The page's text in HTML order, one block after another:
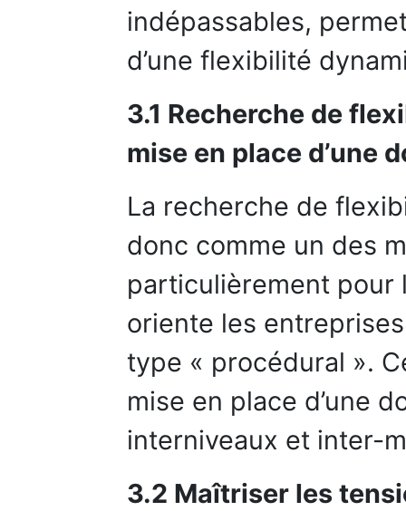
indépassables,
d’une flexibilité
3.1 Recherche de
mise en place d’une
La recherche de
donc comme un des
particulièrement pour
oriente les
type « procédural ».
mise en place d’une
interniveaux et inter-
3.2 Maîtriser les